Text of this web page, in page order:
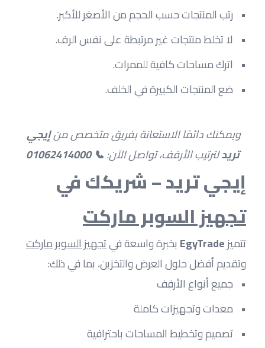
رتب المنتجات حسب الحجم من الأصغر للأكبر.
لا تخلط منتجات غير مرتبطة على نفس الرف.
اترك مساحات كافية للممرات.
ضع المنتجات الكبيرة في الخلف.
ويمكنك دائمًا الاستعانة بفريق متخصص من
تريد لترتيب الأرفف، تواصل الآن: 📞 01062414000
إيجي تريد – شريكك في
تجهيز السوبر ماركت
تتميز EgyTrade بخبرة واسعة في تجهيز السوبر ماركت
وتقديم أفضل حلول العرض والتخزين، بما في ذلك:
جميع أنواع الأرفف
معدات وتجهيزات كاملة
تصميم وتخطيط المساحات باحترافية